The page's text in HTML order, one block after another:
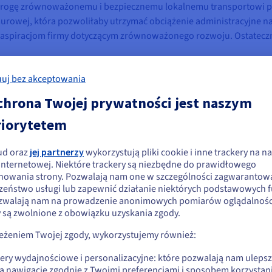
zrównoważonemu i bezpiecznemu lokalnemu transportowi
która pozwoliłaby utrzymać obciążenie administracyjne
firmy dotyczącym zrównoważonego rozwoju.
w zaufanej i zrównoważonej chmurze
Solutions uruchomiła platformę w chmurze. Do orkiestracji
nie nadążała jednak za tempem zmian w firmie.
sprzętowe oraz związane z tym koszty ograniczyły
klientów. ETC zaplanowała zatem przejście do
było zmniejszenie kosztów administracyjnych zespołów IT,
firma ETC poszukiwała sposobów utworzenia klastra
Problem w tym, że jej ówczesny dostawca po prostu nie
się, że znajdujesz się w Stany
chcesz złożyć zamówienie w Stany Zjednoczone, wyszukaj odpowiednią
i załóż konto.
Go to Stany Zjednoczone website
us.ovhcloud.com/
Angielski USD - $
bez akceptowania
Twojej prywatności jest naszym
oraz jej partnerzywykorzystują pliki cookie i inne trackery na
Niektóre trackery są niezbędne do prawidłowego
strony. Pozwalają nam one w szczególności
usługi lub zapewnić działanie niektórych podstawowych
nam na prowadzenie anonimowych pomiarów
zwolnione z obowiązku uzyskania zgody.
Twojej zgody, wykorzystujemy również:
wydajnościowe i personalizacyjne: które pozwalają nam